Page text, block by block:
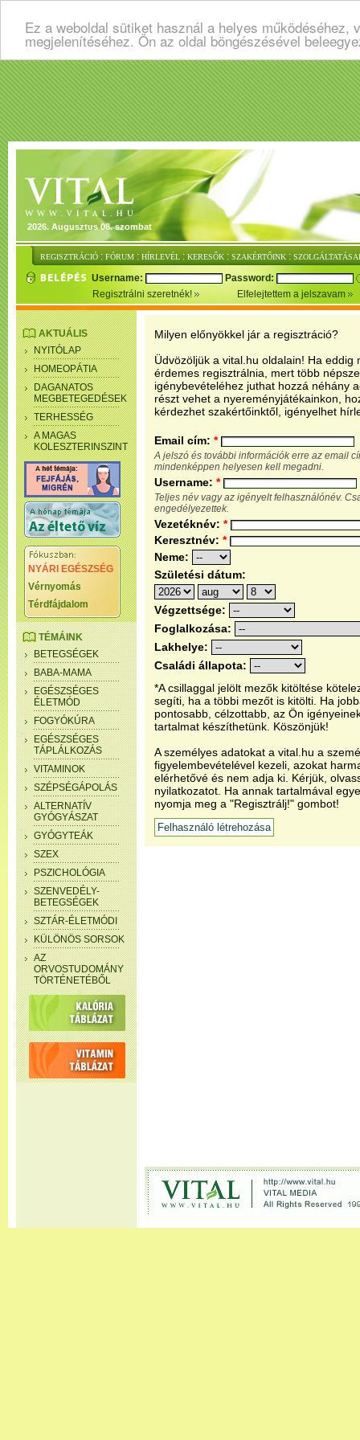
Ez a weboldal sütiket használ a helyes
megjelenítéséhez. Ön az oldal böngészésével
2026. Augusztus 08. szombat
REGISZTRÁCIÓ : FÓRUM : HÍRLEVÉL : KERESŐK : SZAKÉRTŐINK :
Username:
Password:
Regisztrálni szeretnék!
Elfelejtettem a jelszavam
AKTUÁLIS
NYITÓLAP
HOMEOPÁTIA
DAGANATOS
MEGBETEGEDÉSEK
TERHESSÉG
A MAGAS
KOLESZTERINSZINT
NYÁRI EGÉSZSÉG
Vérnyomás
Térdfájdalom
TÉMÁINK
BETEGSÉGEK
BABA-MAMA
EGÉSZSÉGES
ÉLETMÓD
FOGYÓKÚRA
EGÉSZSÉGES
TÁPLÁLKOZÁS
VITAMINOK
SZÉPSÉGÁPOLÁS
ALTERNATÍV
GYÓGYÁSZAT
GYÓGYTEÁK
SZEX
PSZICHOLÓGIA
SZENVEDÉLY-
BETEGSÉGEK
SZTÁR-ÉLETMÓDI
KÜLÖNÖS SORSOK
AZ
ORVOSTUDOMÁNY
TÖRTÉNETÉBŐL
Milyen előnyökkel jár a regisztráció?
Üdvözöljük a vital.hu oldalain! Ha eddig
érdemes regisztrálnia, mert több
igénybevételéhez juthat hozzá néhány
részt vehet a nyereményjátékainkon,
kérdezhet szakértőinktől, igényelhet
Email cím: *
A jelszó és további információk erre az email
mindenképpen helyesen kell megadni.
Username: *
Teljes név vagy az igényelt felhasználónév.
engedélyezettek.
Vezetéknév: *
Keresztnév: *
Neme:
Születési dátum:
Végzettsége:
Foglalkozása:
Lakhelye:
Családi állapota:
*A csillaggal jelölt mezők kitöltése
segíti, ha a többi mezőt is kitölti. Ha
pontosabb, célzottabb, az Ön
tartalmat készíthetünk. Köszönjük!
A személyes adatokat a vital.hu a
figyelembevételével kezeli, azokat
elérhetővé és nem adja ki. Kérjük,
nyilatkozatot. Ha annak tartalmával
nyomja meg a "Regisztrálj!" gombot!